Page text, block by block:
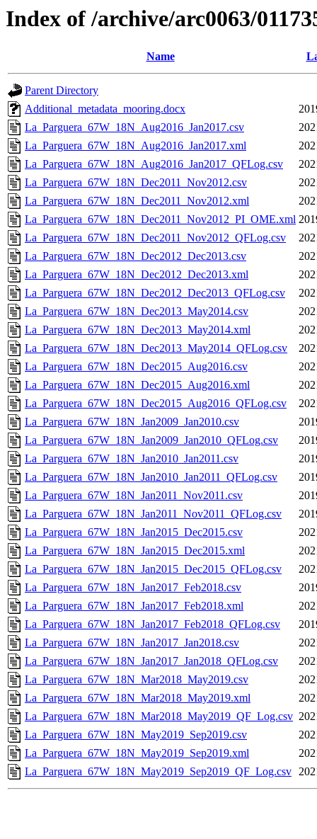
Index of /archive/arc0063/
Name
Parent Directory
Additional_metadata_mooring.docx
La_Parguera_67W_18N_Aug2016_Jan2017.csv
La_Parguera_67W_18N_Aug2016_Jan2017.xml
La_Parguera_67W_18N_Aug2016_Jan2017_QFLog.csv
La_Parguera_67W_18N_Dec2011_Nov2012.csv
La_Parguera_67W_18N_Dec2011_Nov2012.xml
La_Parguera_67W_18N_Dec2011_Nov2012_PI_OME.xml
La_Parguera_67W_18N_Dec2011_Nov2012_QFLog.csv
La_Parguera_67W_18N_Dec2012_Dec2013.csv
La_Parguera_67W_18N_Dec2012_Dec2013.xml
La_Parguera_67W_18N_Dec2012_Dec2013_QFLog.csv
La_Parguera_67W_18N_Dec2013_May2014.csv
La_Parguera_67W_18N_Dec2013_May2014.xml
La_Parguera_67W_18N_Dec2013_May2014_QFLog.csv
La_Parguera_67W_18N_Dec2015_Aug2016.csv
La_Parguera_67W_18N_Dec2015_Aug2016.xml
La_Parguera_67W_18N_Dec2015_Aug2016_QFLog.csv
La_Parguera_67W_18N_Jan2009_Jan2010.csv
La_Parguera_67W_18N_Jan2009_Jan2010_QFLog.csv
La_Parguera_67W_18N_Jan2010_Jan2011.csv
La_Parguera_67W_18N_Jan2010_Jan2011_QFLog.csv
La_Parguera_67W_18N_Jan2011_Nov2011.csv
La_Parguera_67W_18N_Jan2011_Nov2011_QFLog.csv
La_Parguera_67W_18N_Jan2015_Dec2015.csv
La_Parguera_67W_18N_Jan2015_Dec2015.xml
La_Parguera_67W_18N_Jan2015_Dec2015_QFLog.csv
La_Parguera_67W_18N_Jan2017_Feb2018.csv
La_Parguera_67W_18N_Jan2017_Feb2018.xml
La_Parguera_67W_18N_Jan2017_Feb2018_QFLog.csv
La_Parguera_67W_18N_Jan2017_Jan2018.csv
La_Parguera_67W_18N_Jan2017_Jan2018_QFLog.csv
La_Parguera_67W_18N_Mar2018_May2019.csv
La_Parguera_67W_18N_Mar2018_May2019.xml
La_Parguera_67W_18N_Mar2018_May2019_QF_Log.csv
La_Parguera_67W_18N_May2019_Sep2019.csv
La_Parguera_67W_18N_May2019_Sep2019.xml
La_Parguera_67W_18N_May2019_Sep2019_QF_Log.csv